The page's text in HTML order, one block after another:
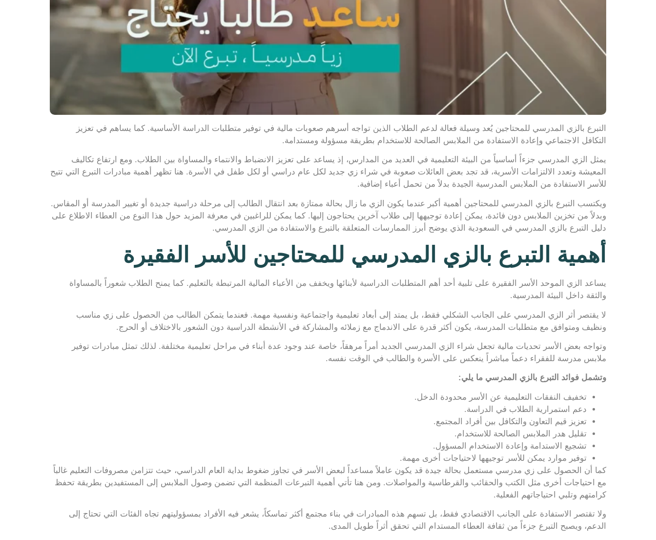
التبرع بالزي المدرسي للمحتاجين يُعد وسيلة فعالة لدعم الطلاب الذين تواجه أسرهم صعوبات مالية في توفير متطلبات الدراسة الأساسية. كما يساهم في تعزيز
التكافل الاجتماعي وإعادة الاستفادة من الملابس الصالحة للاستخدام بطريقة مسؤولة ومستدامة.
يمثل الزي المدرسي جزءاً أساسياً من البيئة التعليمية في العديد من المدارس، إذ يساعد على تعزيز الانضباط والانتماء والمساواة بين الطلاب. ومع ارتفاع تكاليف
المعيشة وتعدد الالتزامات الأسرية، قد تجد بعض العائلات صعوبة في شراء زي جديد لكل عام دراسي أو لكل طفل في الأسرة. هنا تظهر أهمية مبادرات التبرع التي تتيح
للأسر الاستفادة من الملابس المدرسية الجيدة بدلاً من تحمل أعباء إضافية.
ويكتسب التبرع بالزي المدرسي للمحتاجين أهمية أكبر عندما يكون الزي ما زال بحالة ممتازة بعد انتقال الطالب إلى مرحلة دراسية جديدة أو تغيير المدرسة أو المقاس.
وبدلاً من تخزين الملابس دون فائدة، يمكن إعادة توجيهها إلى طلاب آخرين يحتاجون إليها. كما يمكن للراغبين في معرفة المزيد حول هذا النوع من العطاء الاطلاع على
دليل التبرع بالزي المدرسي في السعودية الذي يوضح أبرز الممارسات المتعلقة بالتبرع والاستفادة من الزي المدرسي.
أهمية التبرع بالزي المدرسي للمحتاجين للأسر الفقيرة
يساعد الزي الموحد الأسر الفقيرة على تلبية أحد أهم المتطلبات الدراسية لأبنائها ويخفف من الأعباء المالية المرتبطة بالتعليم. كما يمنح الطلاب شعوراً بالمساواة
والثقة داخل البيئة المدرسية.
لا يقتصر أثر الزي المدرسي على الجانب الشكلي فقط، بل يمتد إلى أبعاد تعليمية واجتماعية ونفسية مهمة. فعندما يتمكن الطالب من الحصول على زي مناسب
ونظيف ومتوافق مع متطلبات المدرسة، يكون أكثر قدرة على الاندماج مع زملائه والمشاركة في الأنشطة الدراسية دون الشعور بالاختلاف أو الحرج.
وتواجه بعض الأسر تحديات مالية تجعل شراء الزي المدرسي الجديد أمراً مرهقاً، خاصة عند وجود عدة أبناء في مراحل تعليمية مختلفة. لذلك تمثل مبادرات توفير
ملابس مدرسة للفقراء دعماً مباشراً ينعكس على الأسرة والطالب في الوقت نفسه.
وتشمل فوائد التبرع بالزي المدرسي ما يلي:
تخفيف النفقات التعليمية عن الأسر محدودة الدخل.
دعم استمرارية الطلاب في الدراسة.
تعزيز قيم التعاون والتكافل بين أفراد المجتمع.
تقليل هدر الملابس الصالحة للاستخدام.
تشجيع الاستدامة وإعادة الاستخدام المسؤول.
توفير موارد يمكن للأسر توجيهها لاحتياجات أخرى مهمة.
كما أن الحصول على زي مدرسي مستعمل بحالة جيدة قد يكون عاملاً مساعداً لبعض الأسر في تجاوز ضغوط بداية العام الدراسي، حيث تتزامن مصروفات التعليم غالباً
مع احتياجات أخرى مثل الكتب والحقائب والقرطاسية والمواصلات. ومن هنا تأتي أهمية التبرعات المنظمة التي تضمن وصول الملابس إلى المستفيدين بطريقة تحفظ
كرامتهم وتلبي احتياجاتهم الفعلية.
ولا تقتصر الاستفادة على الجانب الاقتصادي فقط، بل تسهم هذه المبادرات في بناء مجتمع أكثر تماسكاً، يشعر فيه الأفراد بمسؤوليتهم تجاه الفئات التي تحتاج إلى
الدعم، ويصبح التبرع جزءاً من ثقافة العطاء المستدام التي تحقق أثراً طويل المدى.